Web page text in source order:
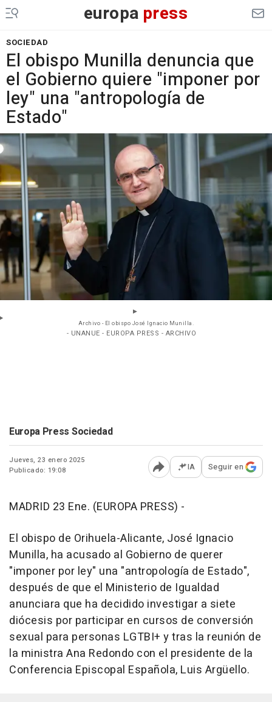
europa press
SOCIEDAD
El obispo Munilla denuncia que
el Gobierno quiere "imponer por
ley" una "antropología de
Estado"
Archivo - El obispo José Ignacio Munilla.
- UNANUE - EUROPA PRESS - ARCHIVO
Europa Press Sociedad
Jueves, 23 enero 2025
Publicado: 19:08
Abrir opciones para
IA Seguir en
MADRID 23 Ene. (EUROPA PRESS) -
El obispo de Orihuela-Alicante, José Ignacio
Munilla, ha acusado al Gobierno de querer
"imponer por ley" una "antropología de Estado",
después de que el Ministerio de Igualdad
anunciara que ha decidido investigar a siete
diócesis por participar en cursos de conversión
sexual para personas LGTBI+ y tras la reunión de
la ministra Ana Redondo con el presidente de la
Conferencia Episcopal Española, Luis Argüello.